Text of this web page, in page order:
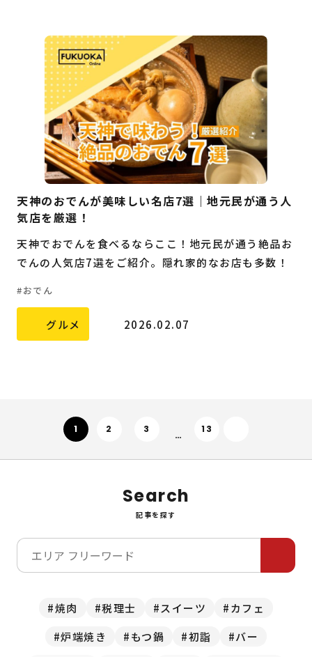
天神のおでんが美味しい名店7選｜地元民が通う人
気店を厳選！
天神でおでんを食べるならここ！地元民が通う絶品お
でんの人気店7選をご紹介。隠れ家的なお店も多数！
おでん
グルメ 2026.02.07
1 2 3
…
13
Search
記事を探す
焼肉 税理士 スイーツ
カフェ
炉端焼き
もつ鍋 初詣 バー